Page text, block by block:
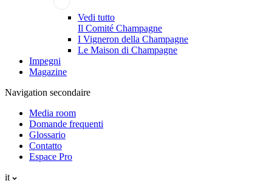
Vedi tutto
Il Comité Champagne
I Vigneron della Champagne
Le Maison di Champagne
Impegni
Magazine
Navigation secondaire
Media room
Domande frequenti
Glossario
Contatto
Espace Pro
it